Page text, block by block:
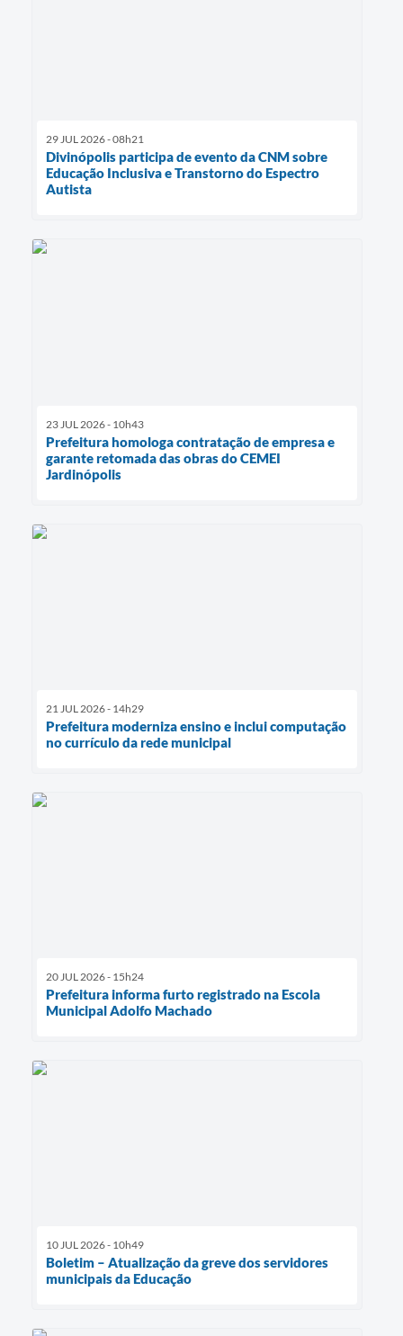
29 JUL 2026 - 08h21
Divinópolis participa de evento da CNM sobre
Educação Inclusiva e Transtorno do Espectro
Autista
23 JUL 2026 - 10h43
Prefeitura homologa contratação de empresa e
garante retomada das obras do CEMEI
Jardinópolis
21 JUL 2026 - 14h29
Prefeitura moderniza ensino e inclui computação
no currículo da rede municipal
20 JUL 2026 - 15h24
Prefeitura informa furto registrado na Escola
Municipal Adolfo Machado
10 JUL 2026 - 10h49
Boletim – Atualização da greve dos servidores
municipais da Educação